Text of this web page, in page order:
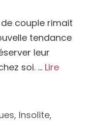
couple rimait
tendance
leur
soi. … Lire
, Insolite,